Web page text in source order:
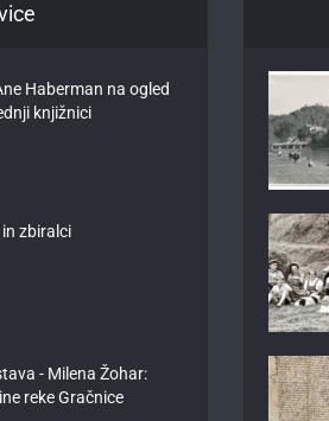
Haberman na ogled
knjižnici
zbiralci
- Milena Žohar:
reke Gračnice